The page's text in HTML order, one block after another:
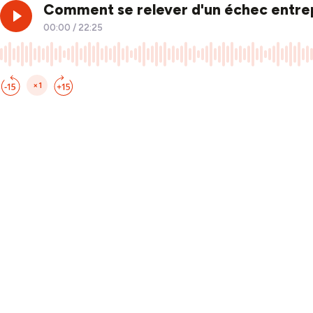
Comment se relever d'un échec
00:00 / 22:25
×1